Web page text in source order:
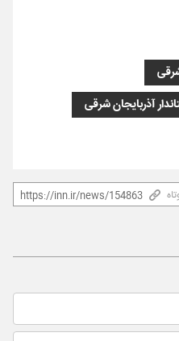
آذربایجان شرقی